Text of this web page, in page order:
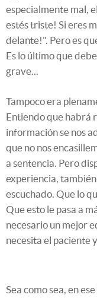
especialmente mal,
estés triste! Si eres
delante!". Pero es
Es lo último que
grave...
Tampoco era
Entiendo que habrá
información se nos
que no nos
a sentencia. Pero
experiencia,
escuchado. Que lo
Que esto le pasa a
necesario un mejor
necesita el paciente
Sea como sea, en